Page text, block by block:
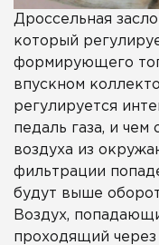
Дроссельная
который
формирующего
впускном
регулируется
педаль газа, и
воздуха из
фильтрации
будут выше
Воздух,
проходящий через